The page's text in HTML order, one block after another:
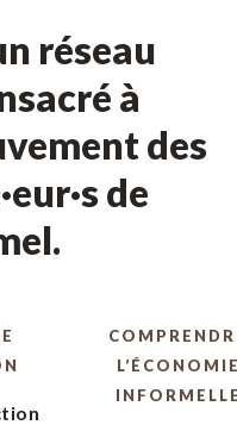
réseau
à
des
de